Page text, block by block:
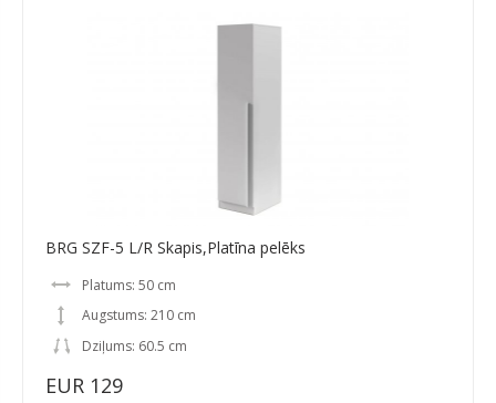
BRG SZF-5 L/R Skapis,Platīna pelēks
Platums: 50 cm
Augstums: 210 cm
Dziļums: 60.5 cm
EUR 129